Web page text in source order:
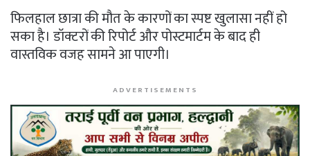
फिलहाल छात्रा की मौत के कारणों का स्पष्ट खुलासा नहीं हो
सका है। डॉक्टरों की रिपोर्ट और पोस्टमार्टम के बाद ही
वास्तविक वजह सामने आ पाएगी।
ADVERTISEMENTS